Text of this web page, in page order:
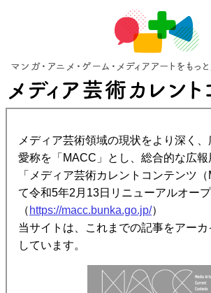
メディア芸術領域の現状をより深く
愛称を「MACC」とし、総合的な広報
「メディア芸術カレントコンテンツ
て令和5年2月13日リニューアルオープ
（ https://macc.bunka.go.jp/）
当サイトは、これまでの記事をアー
しています。